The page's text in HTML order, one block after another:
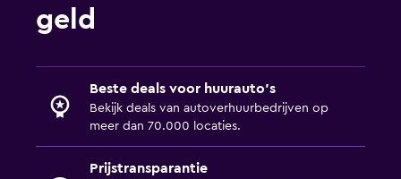
geld
Beste deals voor huurauto's
Bekijk deals van autoverhuurbedrijven op
meer dan 70.000 locaties.
Prijstransparantie